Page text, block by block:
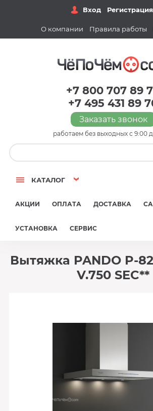
Вход Регистрация
О компании Правила работы
+7 800 707 89
+7 495 431 89
Заказать звонок
работаем без выходных с 9:00
КАТАЛОГ
АКЦИИ ОПЛАТА ДОСТАВКА
УСТАНОВКА СЕРВИС
Вытяжка PANDO P-
V.750 SEC**